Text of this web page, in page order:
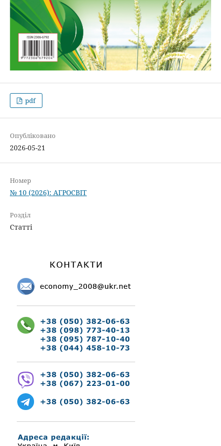
pdf
Опубліковано
2026-05-21
Номер
№ 10 (2026): АГРОСВІТ
Розділ
Статті